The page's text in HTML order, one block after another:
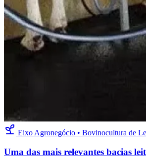
Eixo Agronegócio • Bovinocultura de
Uma das mais relevantes bacias